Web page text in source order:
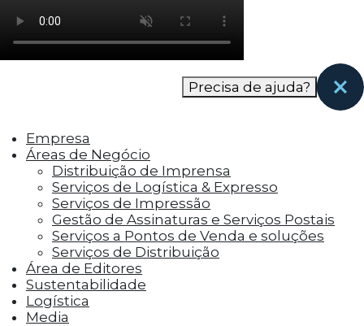
como os visitantes interagem com o site. Esses
cookies ajudam a fornecer informações sobre
as métricas do número de visitantes, taxa de
rejeição, origem do tráfego, etc.
funcionalidades, como compartilhar o
conteúdo do site em plataformas de social
media, coletar feedbacks e outros recursos de
terceiros.
Cookies Marketing
Os cookies de marketing são usados para
entregar aos visitantes anúncios
personalizados com base nas páginas que eles
visitaram antes e analisar a eficácia da
campanha publicitária.
Precisa de ajuda?
Empresa
Áreas de Negócio
Distribuição de Imprensa
Serviços de Logística & Expresso
Serviços de Impressão
Gestão de Assinaturas e Serviços Postais
Serviços a Pontos de Venda e soluções
Serviços de Distribuição
Área de Editores
Sustentabilidade
Logística
Media